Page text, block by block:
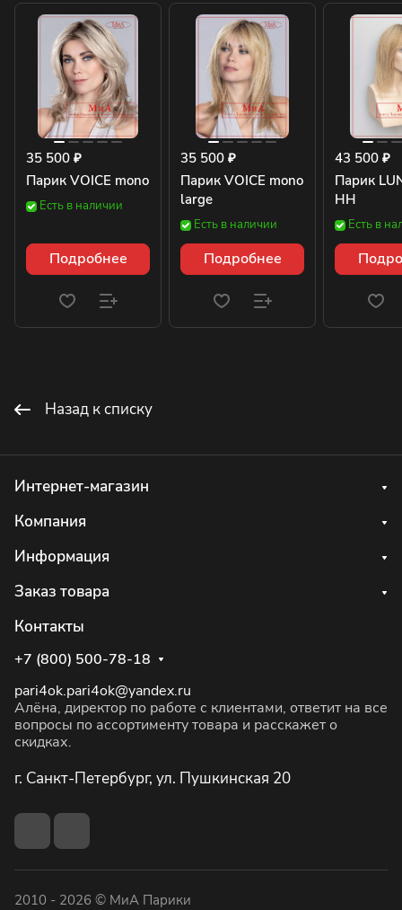
35 500 ₽
Парик VOICE mono
Есть в наличии
Подробнее
35 500 ₽
Парик VOICE mono
large
Есть в наличии
Подробнее
43 500 ₽
Парик
HH
Есть в
Назад к списку
Интернет-магазин
Компания
Информация
Заказ товара
Контакты
+7 (800) 500-78-18
pari4ok.pari4ok@yandex.ru
Алёна, директор по работе с клиентами, ответит на все
вопросы по ассортименту товара и расскажет о
скидках.
г. Санкт-Петербург, ул. Пушкинская 20
2010 - 2026 © МиА Парики